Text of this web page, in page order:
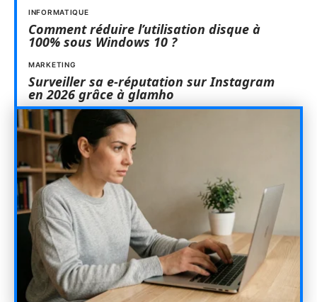
INFORMATIQUE
Comment réduire l’utilisation disque à
100% sous Windows 10 ?
MARKETING
Surveiller sa e-réputation sur Instagram
en 2026 grâce à glamho